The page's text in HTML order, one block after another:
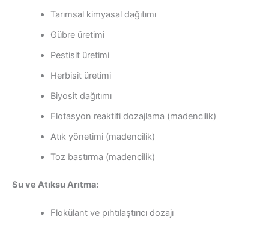
Tarımsal kimyasal dağıtımı
Gübre üretimi
Pestisit üretimi
Herbisit üretimi
Biyosit dağıtımı
Flotasyon reaktifi dozajlama (madencilik)
Atık yönetimi (madencilik)
Toz bastırma (madencilik)
Su ve Atıksu Arıtma:
Flokülant ve pıhtılaştırıcı dozajı